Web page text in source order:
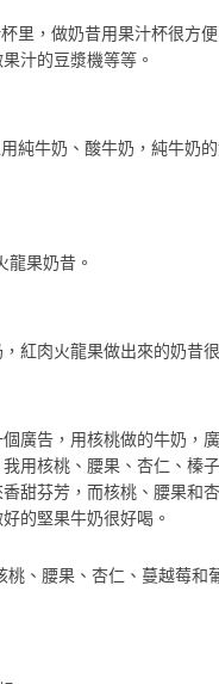
里，做奶昔用果汁杯很方
汁的豆漿機等等。
純牛奶、酸牛奶，純牛奶
果奶昔。
紅肉火龍果做出來的奶昔
廣告，用核桃做的牛奶，
用核桃、腰果、杏仁、榛
甜芬芳，而核桃、腰果和
的堅果牛奶很好喝。
桃、腰果、杏仁、蔓越莓和